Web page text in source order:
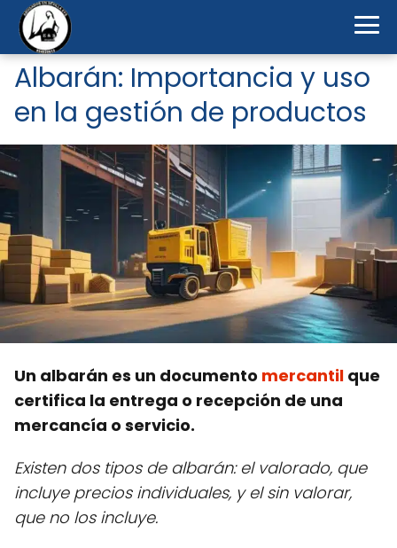
Albarán: Importancia y uso
en la gestión de productos
Un albarán es un documento mercantil que
certifica la entrega o recepción de una
mercancía o servicio.
Existen dos tipos de albarán: el valorado, que
incluye precios individuales, y el sin valorar,
que no los incluye.